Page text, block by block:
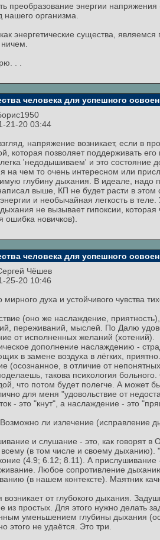
преобразование энергии
нашего организма.
энергетические существа,
. .
человека для успешного
21-20 03:44
напряжение возникает, если в
которая позволяет поддерживать
'недодышиваем' и это состояние
на чем то очень интересном или
глубину дыхания. В идеале, надо
выше, КП не будет расти в этом
и необычайная легкость в
не вызывает гипоксии,
ошибка новичков).
человека для успешного
Чёшев
25-20 10:46
мирного духа и устойчивого чувства
(оно же наслаждение,
переживаний, мыслей. По Далю
от исполненных желаний (хотений).
дополнение наслаждению -
в замене воздуха в лёгких,
(осознанное, в отличие от
такова психология
что потом будет полегче. А может
для меня "удовольствие от
- это "кнут", а наслаждение - это
ли излечение (исправление
и слушание - это, как говорят
всему (в том числе и своему
(4.9; 6.12; 8.11). А
Любое сопротивление
(в нашем контексте). Маятник
возникает от глубокого дыхания.
из простых. Для этого нужно делать
уменьшением глубины дыхания
этого не удаётся. Это три.